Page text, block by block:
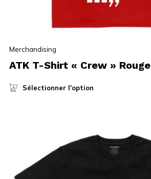
Merchandising
ATK T-Shirt « Crew » Rouge
Sélectionner l'option